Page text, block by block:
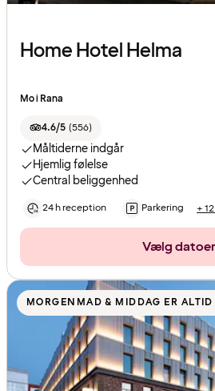
Home Hotel Helma
Mo i Rana
4.6/5 (556)
Måltiderne indgår
Hjemlig følelse
Central beliggenhed
24 h reception Parkering +
Vælg datoer
MORGENMAD & MIDDAG ER